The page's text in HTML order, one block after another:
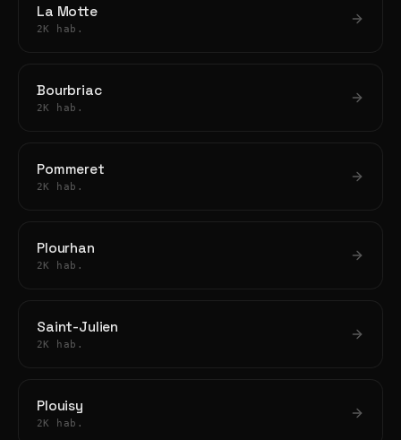
La Motte
2K hab.
Bourbriac
2K hab.
Pommeret
2K hab.
Plourhan
2K hab.
Saint-Julien
2K hab.
Plouisy
2K hab.